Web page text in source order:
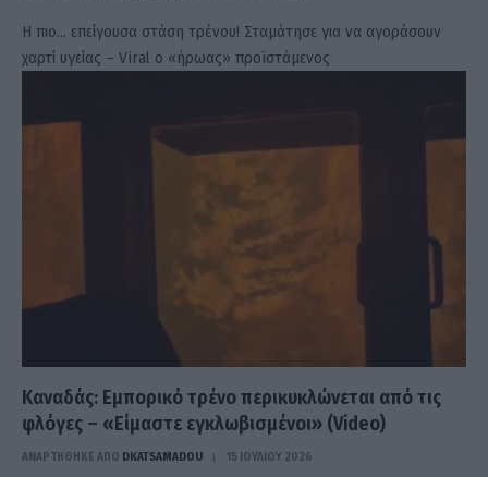
Η πιο… επείγουσα στάση τρένου! Σταμάτησε για να αγοράσουν
χαρτί υγείας – Viral ο «ήρωας» προϊστάμενος
Καναδάς: Εμπορικό τρένο περικυκλώνεται από τις
φλόγες – «Είμαστε εγκλωβισμένοι» (Video)
ΑΝΑΡΤΗΘΗΚΕ ΑΠΟ DKATSAMADOU 15 ΙΟΥΛΊΟΥ 2026